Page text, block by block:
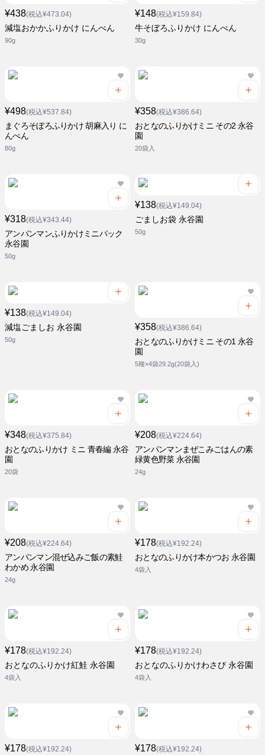
¥438(税込¥473.04)
減塩おかかふりかけ にんべん
90g
¥148(税込¥159.84)
牛そぼろふりかけ にんべん
30g
¥498(税込¥537.84)
まぐろそぼろふりかけ 胡麻入り に
んべん
80g
¥358(税込¥386.64)
おとなのふりかけミニ その2 永谷
園
20袋入
¥318(税込¥343.44)
アンパンマンふりかけミニパック
永谷園
50g
¥138(税込¥149.04)
ごましお袋 永谷園
50g
¥138(税込¥149.04)
減塩ごましお 永谷園
50g
¥358(税込¥386.64)
おとなのふりかけミニ その1 永谷
園
5種×4袋29.2g(20袋入)
¥348(税込¥375.84)
おとなのふりかけ ミニ 青春編 永谷
園
20袋
¥208(税込¥224.64)
アンパンマンまぜこみごはんの素
緑黄色野菜 永谷園
24g
¥208(税込¥224.64)
アンパンマン混ぜ込みご飯の素鮭
わかめ 永谷園
24g
¥178(税込¥192.24)
おとなのふりかけ本かつお 永谷園
4袋入
¥178(税込¥192.24)
おとなのふりかけ紅鮭 永谷園
4袋入
¥178(税込¥192.24)
おとなのふりかけわさび 永谷園
4袋入
¥178(税込¥192.24) ¥178(税込¥192.24)